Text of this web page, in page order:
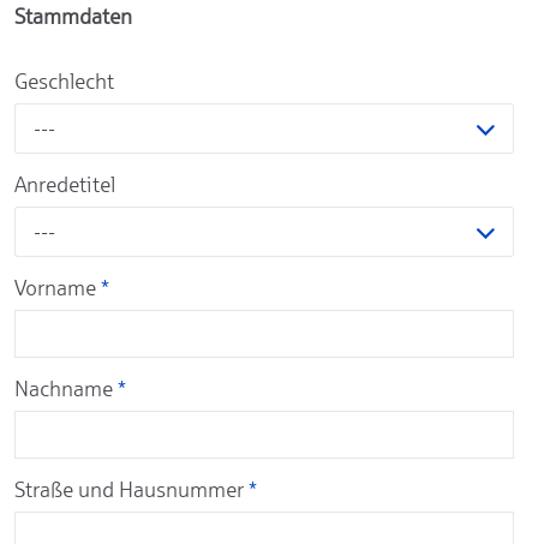
Stammdaten
Geschlecht
---
Anredetitel
---
Vorname *
Nachname *
Straße und Hausnummer *